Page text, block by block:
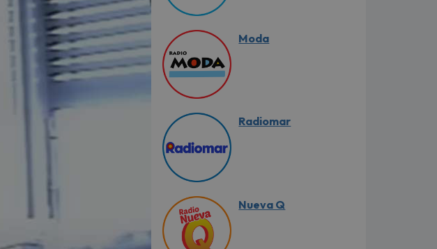
Moda
Radiomar
Nueva Q